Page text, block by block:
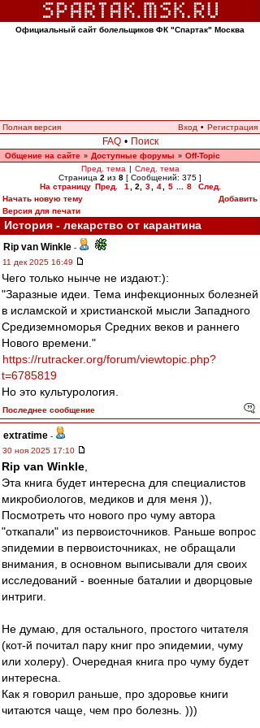
Официальный сайт болельщиков ФК "Спартак" Москва
Полная версия Вход • Регистрация
FAQ • Поиск
Общение на сайте » Доступные форумы » Off-Topic
Пред. тема | След. тема
Страница 2 из 8 [ Сообщений: 375 ]
На страницу Пред. 1 2 3 4 5 8
След.
Начать новую тему
Добавить
Версия для печати
История - лекарство от карантина
Rip van Winkle -
11 дек 2025 16:49
Чего только нынче не издают:):
"Заразные идеи. Тема инфекционных болезней
в исламской и христианской мысли Западного
Средиземноморья Средних веков и раннего
Нового времени."
https://rutracker.org/forum/viewtopic.php?
t=6785819
Но это культурология.
Последнее сообщение
extratime -
30 ноя 2025 17:10
Rip van Winkle
Эта книга будет интересна для специалистов
микробиологов, медиков и для меня )),
Посмотреть что нового про чуму автора
"откапали" из первоисточников. Раньше вопрос
эпидемии в первоисточниках, не обращали
внимания, в основном выписывали для своих
исследований - военные баталии и дворцовые
интриги.
Не думаю, для остального, простого читателя
(кот-й почитал пару книг про эпидемии, чуму
или холеру). Очередная книга про чуму будет
интересна.
Как я говорил раньше, про здоровье книги
читаются чаще, чем про болезнь. )))